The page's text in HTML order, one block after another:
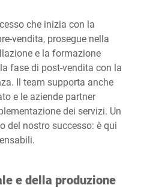
che inizia con la
vendita, prosegue nella
e la formazione
fase di post-vendita con la
Il team supporta anche
e le aziende partner
dei servizi. Un
del nostro successo: è qui
e della produzione